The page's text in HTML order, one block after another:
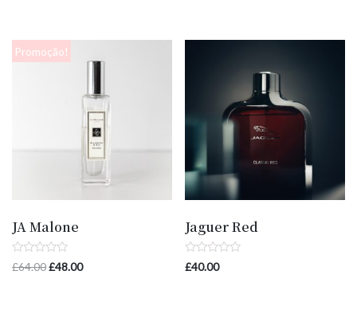
Promoção!
JA Malone
Avaliação
0
£64.00£48.00
Jaguer Red
Avaliação
0
£40.00